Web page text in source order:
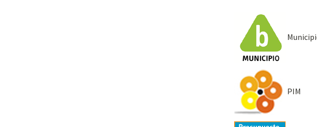
PIM